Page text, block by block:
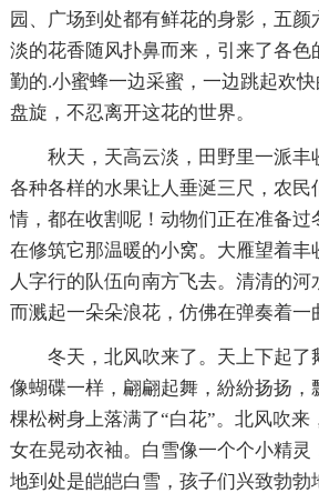
园、广场到处都有鲜花的身影，五颜
淡的花香随风扑鼻而来，引来了各色
勤的.小蜜蜂一边采蜜，一边跳起欢
盘旋，不忍离开这花的世界。
秋天，天高云淡，田野里一派丰
各种各样的水果让人垂涎三尺，农民
情，都在收割呢！动物们正在准备过
在修筑它那温暖的小窝。大雁望着丰
人字行的队伍向南方飞去。清清的
而溅起一朵朵浪花，仿佛在弹奏着
冬天，北风吹来了。天上下起了
像蝴碟一样，翩翩起舞，紛紛扬扬，
棵松树身上落满了“白花”。北风吹来
女在晃动衣袖。白雪像一个个小精灵
地到处是皑皑白雪，孩子们兴致勃勃